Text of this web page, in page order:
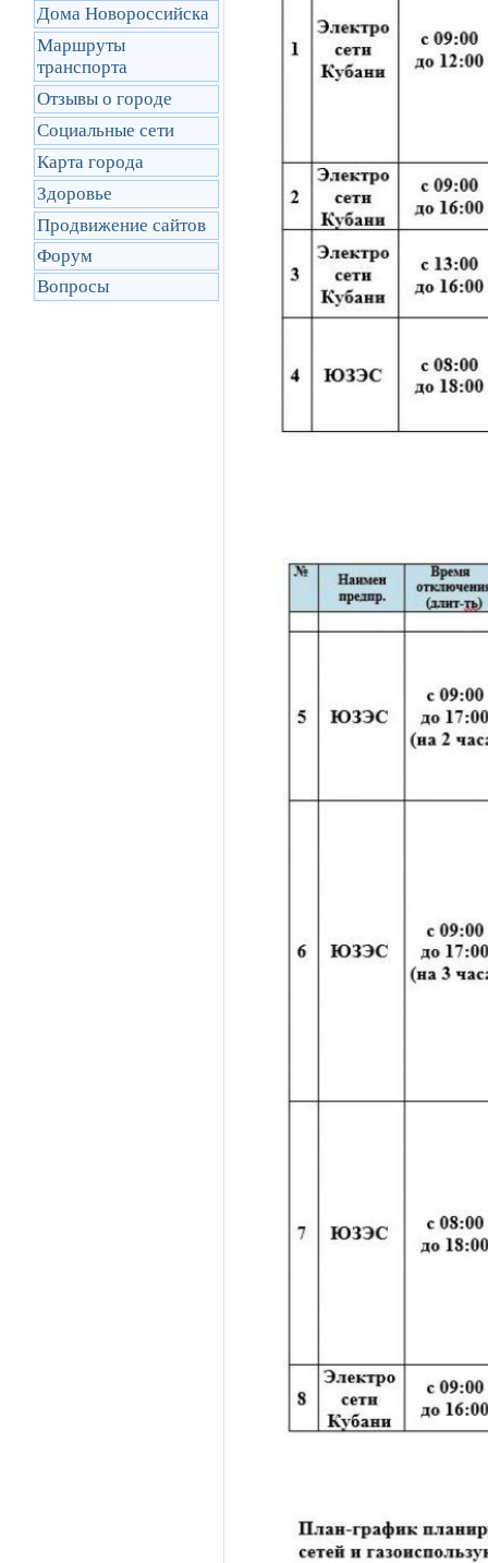
Дома Новороссийска
Маршруты
транcпорта
Отзывы о городе
Социальные сети
Карта города
Здоровье
Продвижение сайтов
Форум
Вопросы